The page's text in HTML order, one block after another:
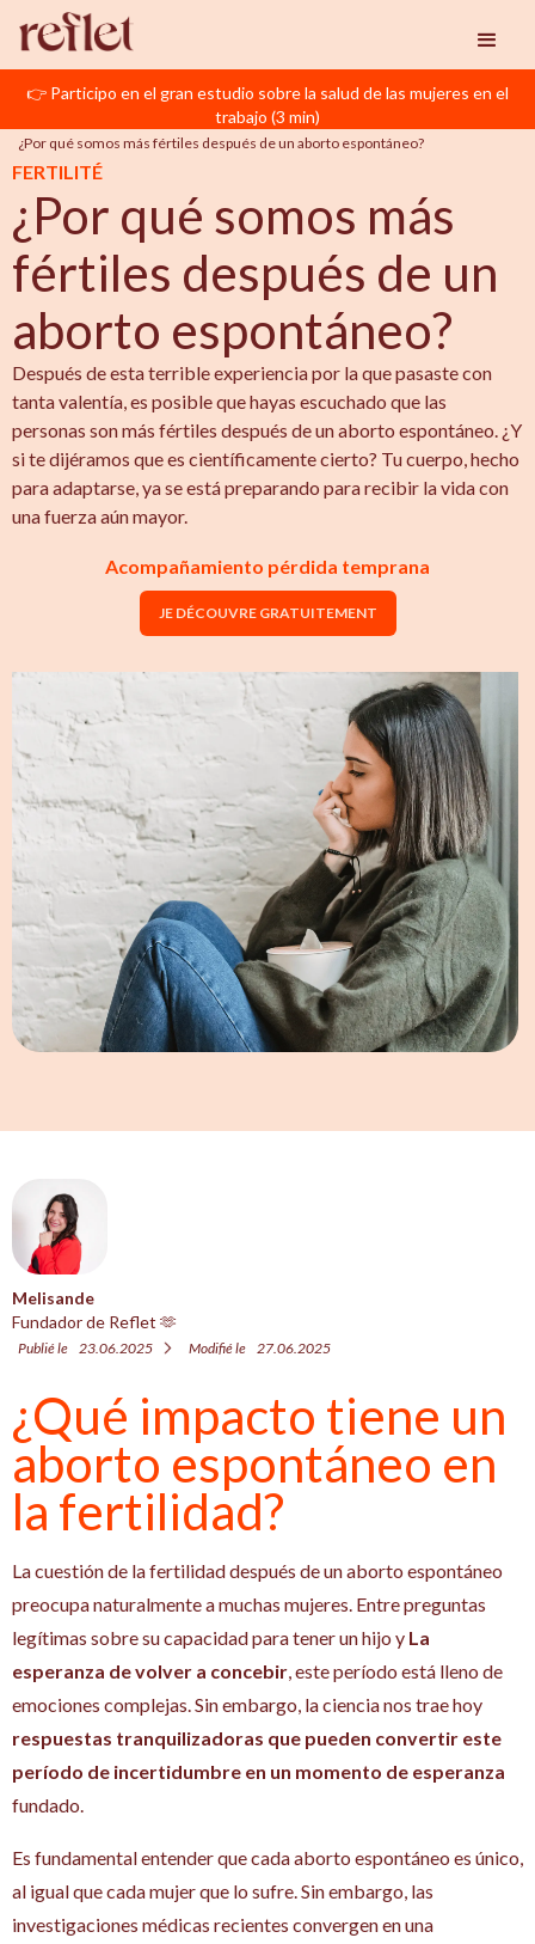
👉 Participo en el gran estudio sobre la salud de las mujeres en el
trabajo (3 min)
Aborto Involuntario
¿Por qué somos más fértiles después de un aborto espontáneo?
FERTILITÉ
¿Por qué somos más
fértiles después de un
aborto espontáneo?
Después de esta terrible experiencia por la que pasaste con
tanta valentía, es posible que hayas escuchado que las
personas son más fértiles después de un aborto espontáneo. ¿Y
si te dijéramos que es científicamente cierto? Tu cuerpo, hecho
para adaptarse, ya se está preparando para recibir la vida con
una fuerza aún mayor.
Acompañamiento pérdida temprana
JE DÉCOUVRE GRATUITEMENT
Melisande
Fundador de Reflet 🫶
Publié le 23.06.2025 Modifié le 27.06.2025
¿Qué impacto tiene un
aborto espontáneo en
la fertilidad?
La cuestión de la fertilidad después de un aborto espontáneo
preocupa naturalmente a muchas mujeres. Entre preguntas
legítimas sobre su capacidad para tener un hijo y La
esperanza de volver a concebir , este período está lleno de
emociones complejas. Sin embargo, la ciencia nos trae hoy
respuestas tranquilizadoras que pueden convertir este
período de incertidumbre en un momento de esperanza
fundado.
Es fundamental entender que cada aborto espontáneo es único,
al igual que cada mujer que lo sufre. Sin embargo, las
investigaciones médicas recientes convergen en una